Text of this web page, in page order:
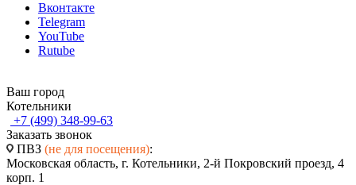
Вконтакте
Telegram
YouTube
Rutube
Ваш город
Котельники
+7 (499) 348-99-63
Заказать звонок
ПВЗ (не для посещения):
Московская область, г. Котельники, 2-й Покровский проезд, 4
корп. 1